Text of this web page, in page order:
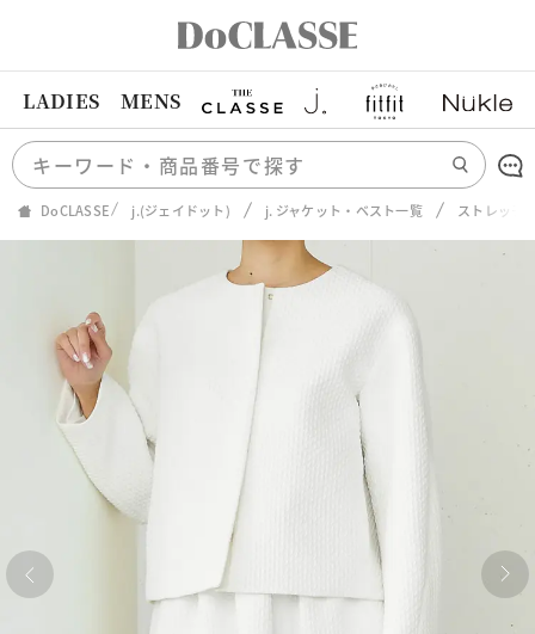
LADIES MENS
DoCLASSE j.(ジェイドット) j. ジャケット・ベスト一覧 ストレッチ